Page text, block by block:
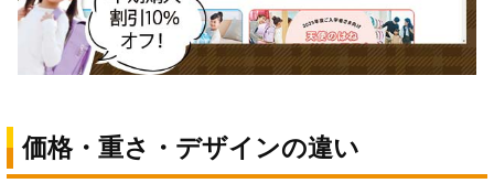
価格・重さ・デザインの違い